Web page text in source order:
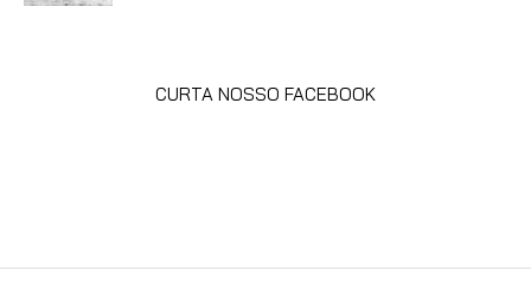
CURTA NOSSO FACEBOOK